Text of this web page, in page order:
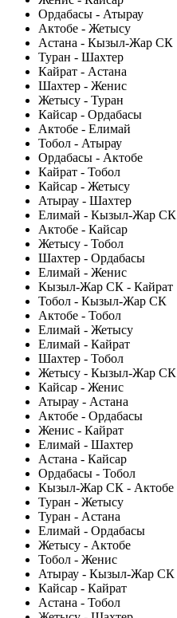
Ордабасы - Атырау
Актобе - Жетысу
Астана - Кызыл-Жар СК
Туран - Шахтер
Кайрат - Астана
Шахтер - Женис
Жетысу - Туран
Кайсар - Ордабасы
Актобе - Елимай
Тобол - Атырау
Ордабасы - Актобе
Кайрат - Тобол
Кайсар - Жетысу
Атырау - Шахтер
Елимай - Кызыл-Жар СК
Актобе - Кайсар
Жетысу - Тобол
Шахтер - Ордабасы
Елимай - Женис
Кызыл-Жар СК - Кайрат
Тобол - Кызыл-Жар СК
Актобе - Тобол
Елимай - Жетысу
Елимай - Кайрат
Шахтер - Тобол
Жетысу - Кызыл-Жар СК
Кайсар - Женис
Атырау - Астана
Актобе - Ордабасы
Женис - Кайрат
Елимай - Шахтер
Астана - Кайсар
Ордабасы - Тобол
Кызыл-Жар СК - Актобе
Туран - Жетысу
Туран - Астана
Елимай - Ордабасы
Жетысу - Актобе
Тобол - Женис
Атырау - Кызыл-Жар СК
Кайсар - Кайрат
Астана - Тобол